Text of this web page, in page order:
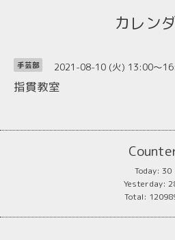
カレン
手芸部 2021-08-10 (火) 13:00～
指貫教室
Today: 30
Yesterday:
Total: